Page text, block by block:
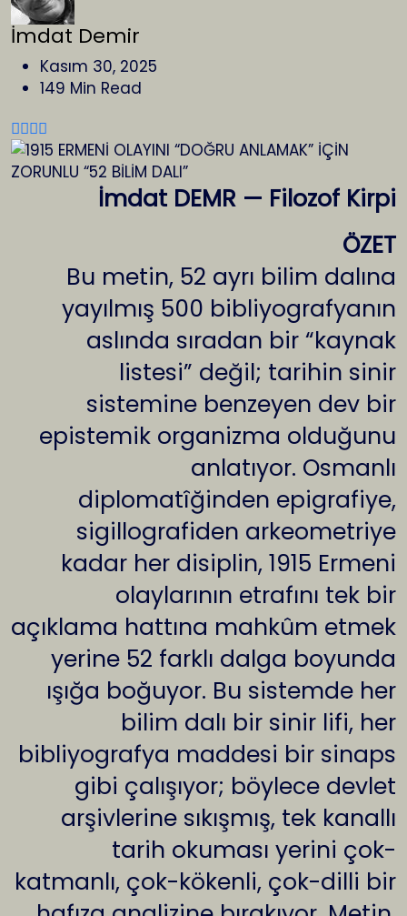
İmdat Demir
Kasım 30, 2025
149 Min Read
İmdat DEMR — Filozof Kirpi
ÖZET
Bu metin, 52 ayrı bilim dalına
yayılmış 500 bibliyografyanın
aslında sıradan bir “kaynak
listesi” değil; tarihin sinir
sistemine benzeyen dev bir
epistemik organizma olduğunu
anlatıyor. Osmanlı
diplomatîğinden epigrafiye,
sigillografiden arkeometriye
kadar her disiplin, 1915 Ermeni
olaylarının etrafını tek bir
açıklama hattına mahkûm etmek
yerine 52 farklı dalga boyunda
ışığa boğuyor. Bu sistemde her
bilim dalı bir sinir lifi, her
bibliyografya maddesi bir sinaps
gibi çalışıyor; böylece devlet
arşivlerine sıkışmış, tek kanallı
tarih okuması yerini çok-
katmanlı, çok-kökenli, çok-dilli bir